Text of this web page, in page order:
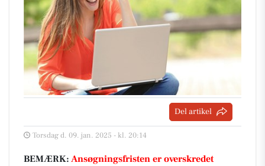
Del artikel
Torsdag d. 09. jan. 2025 - kl. 20:14
BEMÆRK: Ansøgningsfristen er overskredet